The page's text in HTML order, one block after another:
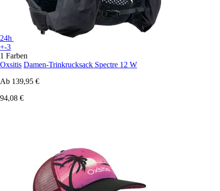
24h
+-3
1 Farben
Oxsitis Damen-Trinkrucksack Spectre 12 W
Ab 139,95 €
94,08 €